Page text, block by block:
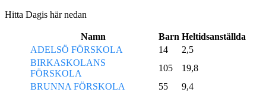
Hitta Dagis här nedan
Namn Barn Heltidsanställda
ADELSÖ FÖRSKOLA
14
2,5
BIRKASKOLANS
FÖRSKOLA
105
19,8
BRUNNA FÖRSKOLA
55
9,4